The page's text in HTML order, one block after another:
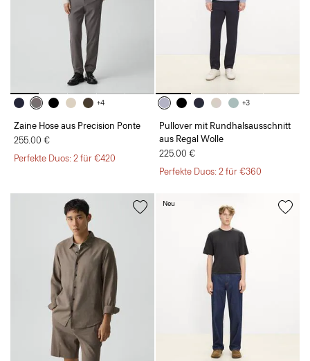
+4
Zaine Hose aus Precision Ponte
255.00 €
Perfekte Duos: 2 für €420
+3
Pullover mit Rundhalsausschnitt
aus Regal Wolle
225.00 €
Perfekte Duos: 2 für €360
Neu